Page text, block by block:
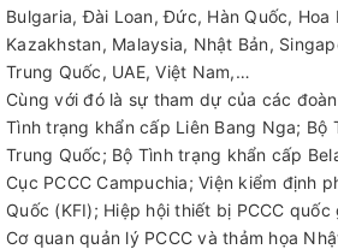
Bulgaria, Đài Loan, Đức, Hàn Quốc, Hoa
Kazakhstan, Malaysia, Nhật Bản,
Trung Quốc, UAE, Việt Nam,…
Cùng với đó là sự tham dự của các
Tình trạng khẩn cấp Liên Bang Nga; Bộ
Trung Quốc; Bộ Tình trạng khẩn cấp
Cục PCCC Campuchia; Viện kiểm định
Quốc (KFI); Hiệp hội thiết bị PCCC quốc
Cơ quan quản lý PCCC và thảm họa